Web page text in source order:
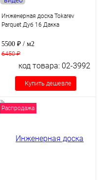
Инженерная доска Tokarev
Parquet Дуб 16 Дакка
5500 ₽ / м2
6450 ₽
код товара: 02-3992
Купить дешевле
Распродажа